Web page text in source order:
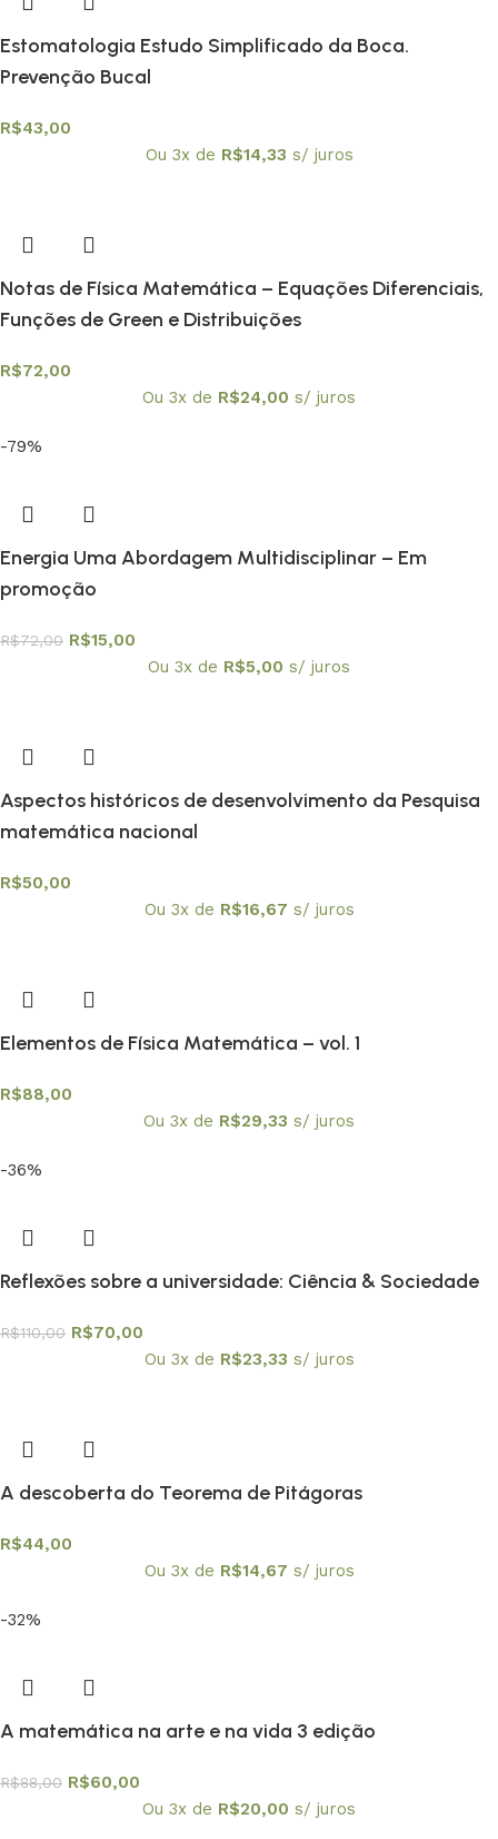
Estomatologia Estudo Simplificado da Boca.
Prevenção Bucal
R$43,00
Ou 3x de R$14,33 s/ juros
Notas de Física Matemática – Equações Diferenciais,
Funções de Green e Distribuições
R$72,00
Ou 3x de R$24,00 s/ juros
-79%
Energia Uma Abordagem Multidisciplinar – Em
promoção
R$72,00 R$15,00
Ou 3x de R$5,00 s/ juros
Aspectos históricos de desenvolvimento da Pesquisa
matemática nacional
R$50,00
Ou 3x de R$16,67 s/ juros
Elementos de Física Matemática – vol. 1
R$88,00
Ou 3x de R$29,33 s/ juros
-36%
Reflexões sobre a universidade: Ciência & Sociedade
R$110,00 R$70,00
Ou 3x de R$23,33 s/ juros
A descoberta do Teorema de Pitágoras
R$44,00
Ou 3x de R$14,67 s/ juros
-32%
A matemática na arte e na vida 3 edição
R$88,00 R$60,00
Ou 3x de R$20,00 s/ juros